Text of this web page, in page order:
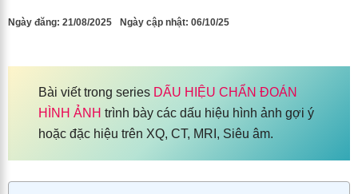
Ngày đăng: 21/08/2025 Ngày cập nhật: 06/10/25
Bài viết trong series DẤU HIỆU CHẨN ĐOÁN
HÌNH ẢNH trình bày các dấu hiệu hình ảnh gợi ý
hoặc đặc hiệu trên XQ, CT, MRI, Siêu âm.